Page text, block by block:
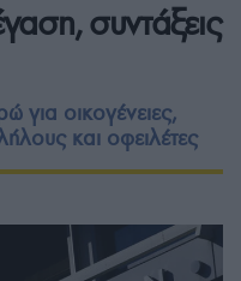
συντάξεις
για οικογένειες,
και οφειλέτες